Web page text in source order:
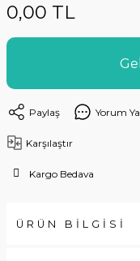
0,00 TL
Paylaş Yorum
Karşılaştır
Kargo Bedava
ÜRÜN BİLGİSİ